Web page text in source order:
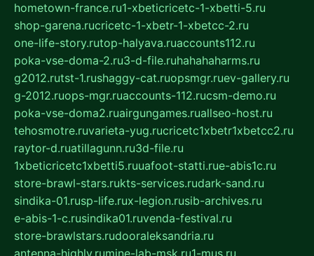
hometown-france.ru1-xbeticricetc-1-xbetti-5.ru
shop-garena.rucricetc-1-xbetr-1-xbetcc-2.ru
one-life-story.rutop-halyava.ruaccounts112.ru
poka-vse-doma-2.ru3-d-file.ruhahahaharms.ru
g2012.rutst-1.rushaggy-cat.ruopsmgr.ruev-gallery.ru
g-2012.ruops-mgr.ruaccounts-112.rucsm-demo.ru
poka-vse-doma2.ruairgungames.ruallseo-host.ru
tehosmotre.ruvarieta-yug.rucricetc1xbetr1xbetcc2.ru
raytor-d.ruatillagunn.ru3d-file.ru
1xbeticricetc1xbetti5.ruuafoot-statti.rue-abis1c.ru
store-brawl-stars.rukts-services.rudark-sand.ru
sindika-01.rusp-life.rux-legion.rusib-archives.ru
e-abis-1-c.rusindika01.ruvenda-festival.ru
store-brawlstars.rudooraleksandria.ru
antenna-highly.rumine-lab-msk.ru1-mus.ru